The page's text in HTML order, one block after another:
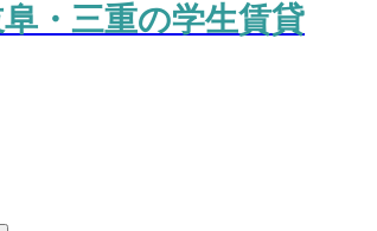
・三重の学生賃貸